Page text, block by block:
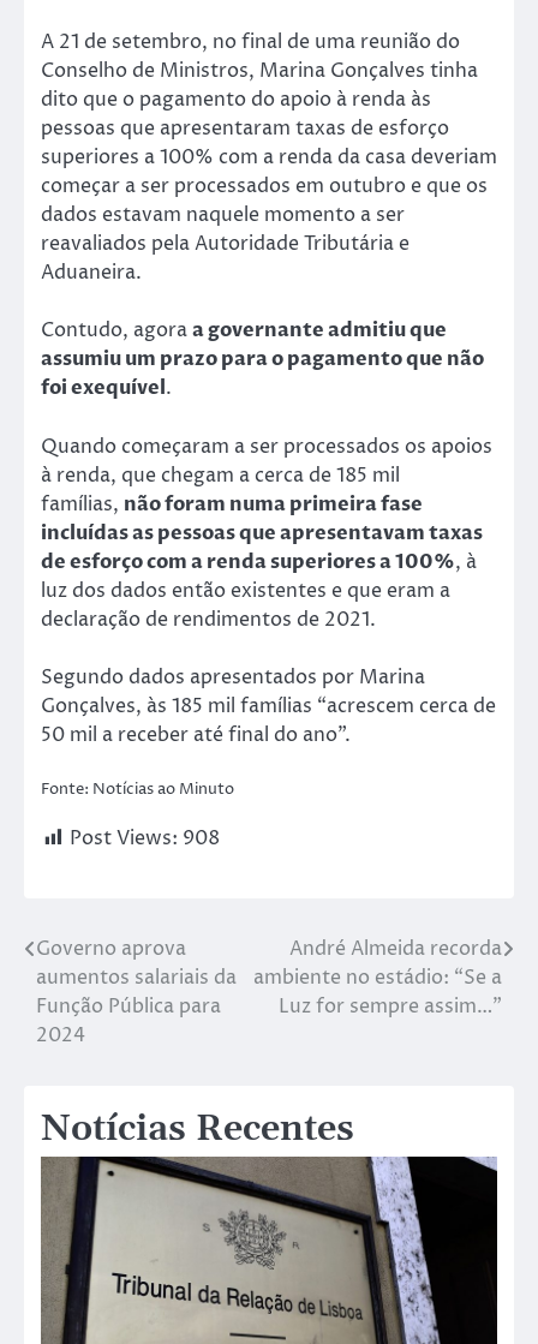
A 21 de setembro, no final de uma reunião do
Conselho de Ministros, Marina Gonçalves tinha
dito que o pagamento do apoio à renda às
pessoas que apresentaram taxas de esforço
superiores a 100% com a renda da casa deveriam
começar a ser processados em outubro e que os
dados estavam naquele momento a ser
reavaliados pela Autoridade Tributária e
Aduaneira.
Contudo, agoraa governante admitiu que
assumiu um prazo para o pagamento que não
foi exequível.
Quando começaram a ser processados os apoios
à renda, que chegam a cerca de 185 mil
famílias, não foram numa primeira fase
incluídas as pessoas que apresentavam taxas
de esforço com a renda superiores a 100%, à
luz dos dados então existentes e que eram a
declaração de rendimentos de 2021.
Segundo dados apresentados por Marina
Gonçalves, às 185 mil famílias “acrescem cerca de
50 mil a receber até final do ano”.
Fonte: Notícias ao Minuto
Post Views: 908
Governo aprova
aumentos salariais da
Função Pública para
2024
André Almeida recorda
ambiente no estádio: “Se a
Luz for sempre assim…”
Notícias Recentes